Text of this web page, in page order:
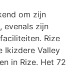
om zijn
evenals zijn
Rize
Ikizdere Valley
in Rize. Het 72